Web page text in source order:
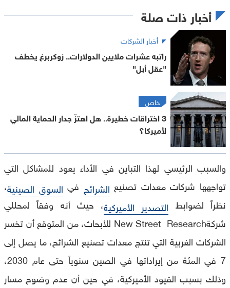
أخبار ذات صلة
أخبار الشركات
راتبه عشرات ملايين الدولارات.. زوكربرغ يخطف
"عقل أبل"
خاص
3 اختراقات خطيرة.. هل اهتزّ جدار الحماية المالي
لأميركا؟
والسبب الرئيسي لهذا التباين في الأداء يعود للمشاكل التي
تواجهها شركات معدات تصنيع الشرائح في السوق الصينية،
نظراً لضوابط التصدير الأميركية، حيث أنه وفقاً لمحللي
شركةNew Street Research للأبحاث، من المتوقع أن تخسر
الشركات الغربية التي تنتج معدات تصنيع الشرائح، ما يصل إلى
7 في المئة من إيراداتها في الصين سنوياً حتى عام 2030،
وذلك بسبب القيود الأميركية، في حين أن عدم وضوح مسار